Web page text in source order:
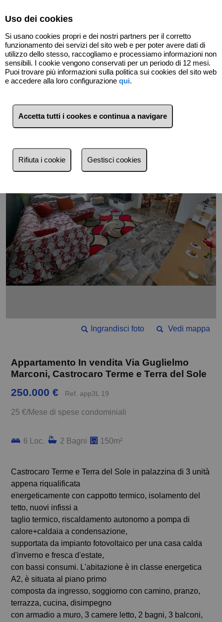
Indietro
Vedi mappa
Ingrandisci foto
Appartamento In vendita Via Guglielmo
Marconi, Castrocaro Terme e Terra del Sole
250.000 € Ref. app3L 19
25 €/Mese di spese condominiali
6 Loc. 2 Bagni 150m²
Castrocaro Terme e Terra del Sole in palazzina di 3 unità
appena riqualificata
energeticamente con cappotto termico, isolamento del
tetto, nuovi infissi a
taglio termico, riscaldamento autonomo a pompa di
calore+caldaia a condensazione,
supportata da impianto fotovoltaico per una casa calda
d'inverno e fresca d'estate,
con bassi consumi. L'abitazione è in classe energetica
A2, è situata al piano primo
composta da ingresso, soggiorno con camino, pranzo,
terrazza, cucina, disimpegno
con armadio a muro, 3 camere letto, 2 bagni, 3 balconi,
Uso dei cookies
Si usano cookies propri e dei nostri partners per il corretto
funzionamento dei servizi del sito web e per poter avere dati di
utilizzo dello stesso, raccogliamo e processiamo informazioni non
sensibili. I cookie vengono conservati per un periodo di 12 mesi.
Puoi trovare più informazioni sulla politica sui cookies del sito web
e accedere alla loro configurazione qui.
Accetta tutti i cookes e continua a navigare
Rifiuta i cookie Gestisci cookies